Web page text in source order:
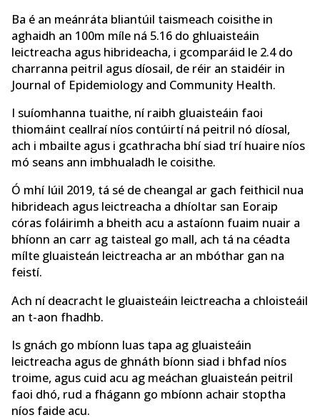
Ba é an meánráta bliantúil taismeach coisithe in
aghaidh an 100m míle ná 5.16 do ghluaisteáin
leictreacha agus hibrideacha, i gcomparáid le 2.4 do
charranna peitril agus díosail, de réir an staidéir in
Journal of Epidemiology and Community Health.
I suíomhanna tuaithe, ní raibh gluaisteáin faoi
thiomáint ceallraí níos contúirtí ná peitril nó díosal,
ach i mbailte agus i gcathracha bhí siad trí huaire níos
mó seans ann imbhualadh le coisithe.
Ó mhí Iúil 2019, tá sé de cheangal ar gach feithicil nua
hibrideach agus leictreacha a dhíoltar san Eoraip
córas foláirimh a bheith acu a astaíonn fuaim nuair a
bhíonn an carr ag taisteal go mall, ach tá na céadta
mílte gluaisteán leictreacha ar an mbóthar gan na
feistí.
Ach ní deacracht le gluaisteáin leictreacha a chloisteáil
an t-aon fhadhb.
Is gnách go mbíonn luas tapa ag gluaisteáin
leictreacha agus de ghnáth bíonn siad i bhfad níos
troime, agus cuid acu ag meáchan gluaisteán peitril
faoi dhó, rud a fhágann go mbíonn achair stoptha
níos faide acu.